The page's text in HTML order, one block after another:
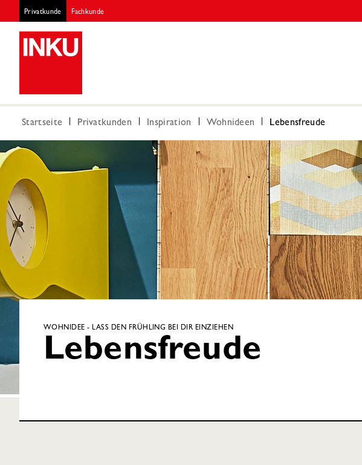
Privatkunde Fachkunde
Startseite Privatkunden Inspiration Wohnideen Lebensfreude
WOHNIDEE - LASS DEN FRÜHLING BEI DIR EINZIEHEN
Lebensfreude